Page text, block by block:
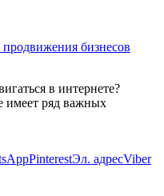
бизнесов
в интернете?
имеет ряд важных
PinterestЭл. адресViber